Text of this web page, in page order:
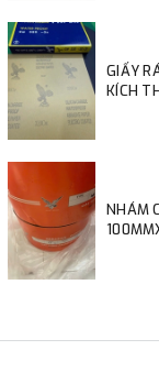
GIẤY
KÍCH
NHÁM